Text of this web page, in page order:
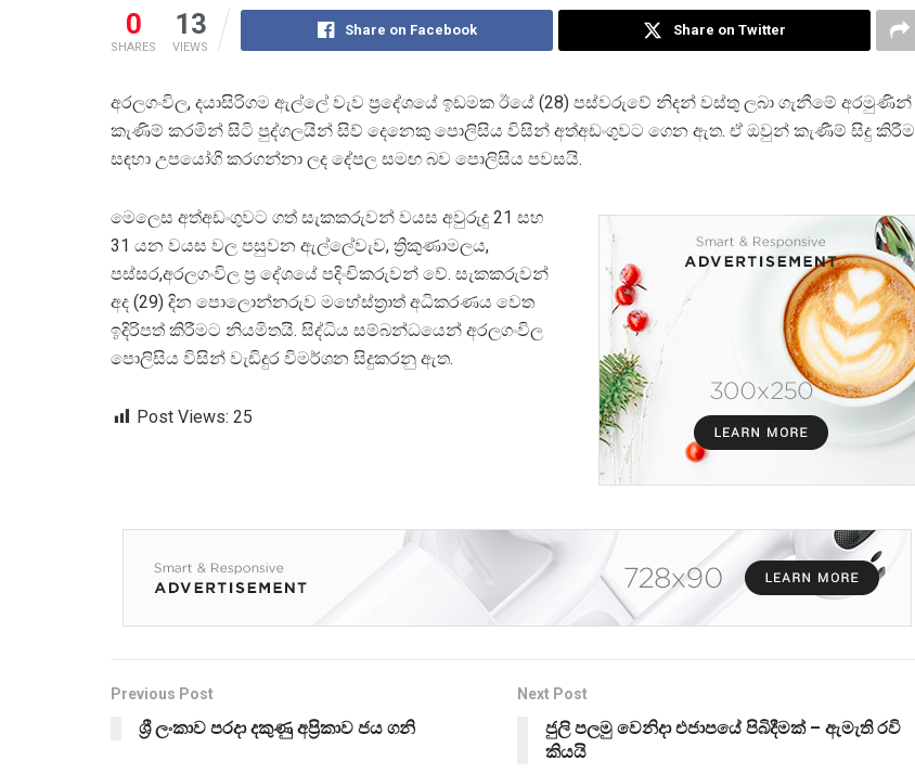
0
SHARES
13
VIEWS
Share on Facebook Share on Twitter
අරලගංවිල, දයාසිරිගම ඇල්ලේ වැව ප්‍රදේශයේ ඉඩමක ඊයේ (28) පස්වරුවේ නිදන් වස්තු ලබා ගැනීමේ අරමුණින්
කැණිම් කරමින් සිටි පුද්ගලයින් සිව් දෙනෙකු පොලිසිය විසින් අත්අඩංගුවට ගෙන ඇත. ඒ ඔවුන් කැණීම් සිදු කිරීම
සඳහා උපයෝගි කරගන්නා ලද දේපල සමඟ බව පොලිසිය පවසයි.
මෙලෙස අත්අඩංගුවට ගත් සැකකරුවන් වයස අවුරුදු 21 සහ
31 යන වයස වල පසුවන ඇල්ලේවැව, ත්‍රිකුණාමලය,
පස්සර,අරලගංවිල ප්‍ර දේශයේ පදිංචිකරුවන් වේ. සැකකරුවන්
අද (29) දින පොලොන්නරුව මහේස්ත්‍රාත් අධිකරණය වෙත
ඉදිරිපත් කිරීමට නියමිතයි. සිද්ධිය සම්බන්ධයෙන් අරලගංවිල
පොලිසිය විසින් වැඩිදුර විමර්ශන සිදුකරනු ඇත.
Post Views: 25
Previous Post
ශ්‍රී ලංකාව පරදා දකුණු අප්‍රිකාව ජය ගනි
Next Post
ජුලි පලමු වෙනිදා එජාපයේ පිබිදීමක් – ඇමැති රවි
කියයි